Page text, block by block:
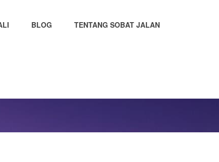
BLOG TENTANG SOBAT JALAN